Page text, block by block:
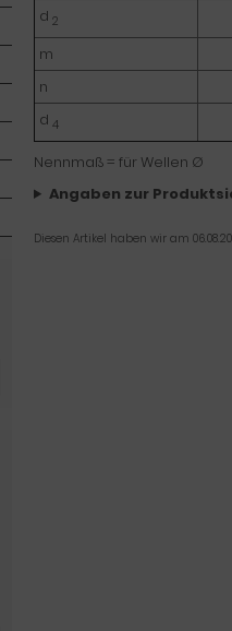
d 2
m
n
d 4
Nennmaß = für Wellen Ø
Angaben zur
Diesen Artikel haben wir am